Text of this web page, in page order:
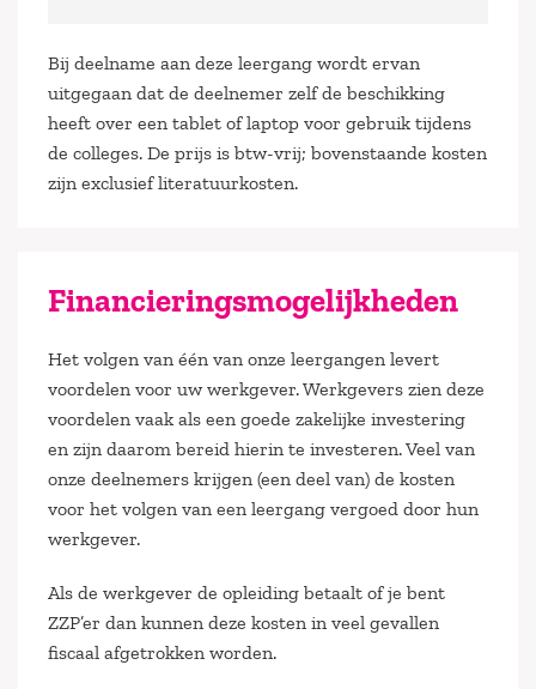
Bij deelname aan deze leergang wordt ervan
uitgegaan dat de deelnemer zelf de beschikking
heeft over een tablet of laptop voor gebruik tijdens
de colleges. De prijs is btw-vrij; bovenstaande kosten
zijn exclusief literatuurkosten.
Financieringsmogelijkheden
Het volgen van één van onze leergangen levert
voordelen voor uw werkgever. Werkgevers zien deze
voordelen vaak als een goede zakelijke investering
en zijn daarom bereid hierin te investeren. Veel van
onze deelnemers krijgen (een deel van) de kosten
voor het volgen van een leergang vergoed door hun
werkgever.
Als de werkgever de opleiding betaalt of je bent
ZZP’er dan kunnen deze kosten in veel gevallen
fiscaal afgetrokken worden.